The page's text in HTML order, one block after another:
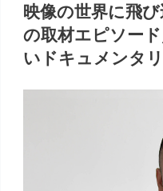
映像の世界に飛
の取材エピソー
いドキュメンタ